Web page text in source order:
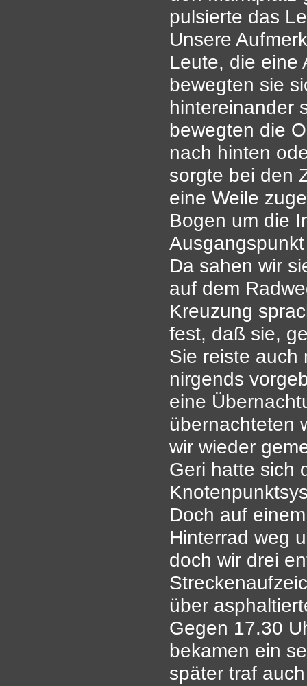
pulsierte das
Unsere
Leute, die eine
bewegten sie
hintereinander
bewegten die
nach hinten
sorgte bei den
eine Weile
Bogen um die
Da sahen wir
auf dem
Kreuzung
fest, daß sie,
Sie reiste auch
nirgends
eine
übernachteten
wir wieder
Geri hatte sich
Doch auf
Hinterrad weg
doch wir drei
über
Gegen 17.30
bekamen ein
später traf